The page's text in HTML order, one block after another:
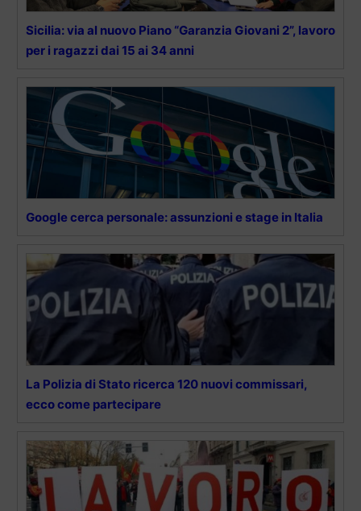
Sicilia: via al nuovo Piano “Garanzia Giovani 2”, lavoro
per i ragazzi dai 15 ai 34 anni
Google cerca personale: assunzioni e stage in Italia
La Polizia di Stato ricerca 120 nuovi commissari,
ecco come partecipare